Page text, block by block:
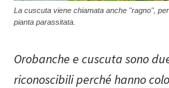
La cuscuta viene chiamata anche "ragno",
pianta parassitata.
Orobanche e cuscuta sono
riconoscibili perché hanno